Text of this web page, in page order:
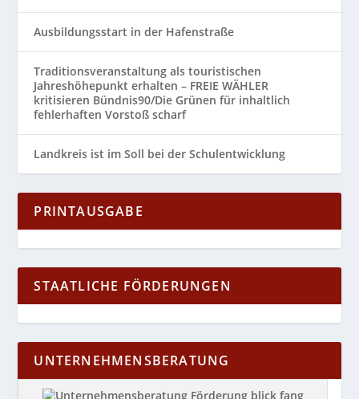
Ausbildungsstart in der Hafenstraße
Traditionsveranstaltung als touristischen
Jahreshöhepunkt erhalten – FREIE WÄHLER
kritisieren Bündnis90/Die Grünen für inhaltlich
fehlerhaften Vorstoß scharf
Landkreis ist im Soll bei der Schulentwicklung
PRINTAUSGABE
STAATLICHE FÖRDERUNGEN
UNTERNEHMENSBERATUNG